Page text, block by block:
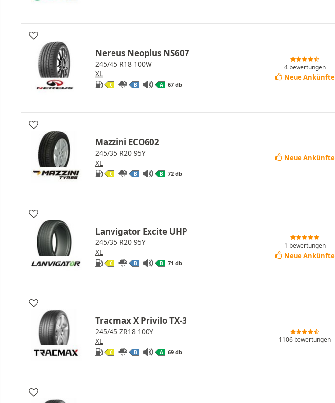
Nereus Neoplus NS607
245/45 R18 100W
XL
C B A 67 db
4 bewertungen
Neue Ankünfte
Mazzini ECO602
245/35 R20 95Y
XL
C B B 72 db
Neue Ankünfte
Lanvigator Excite UHP
245/35 R20 95Y
XL
C B B 71 db
1 bewertungen
Neue Ankünfte
Tracmax X Privilo TX-3
245/45 ZR18 100Y
XL
C B A 69 db
1106 bewertungen